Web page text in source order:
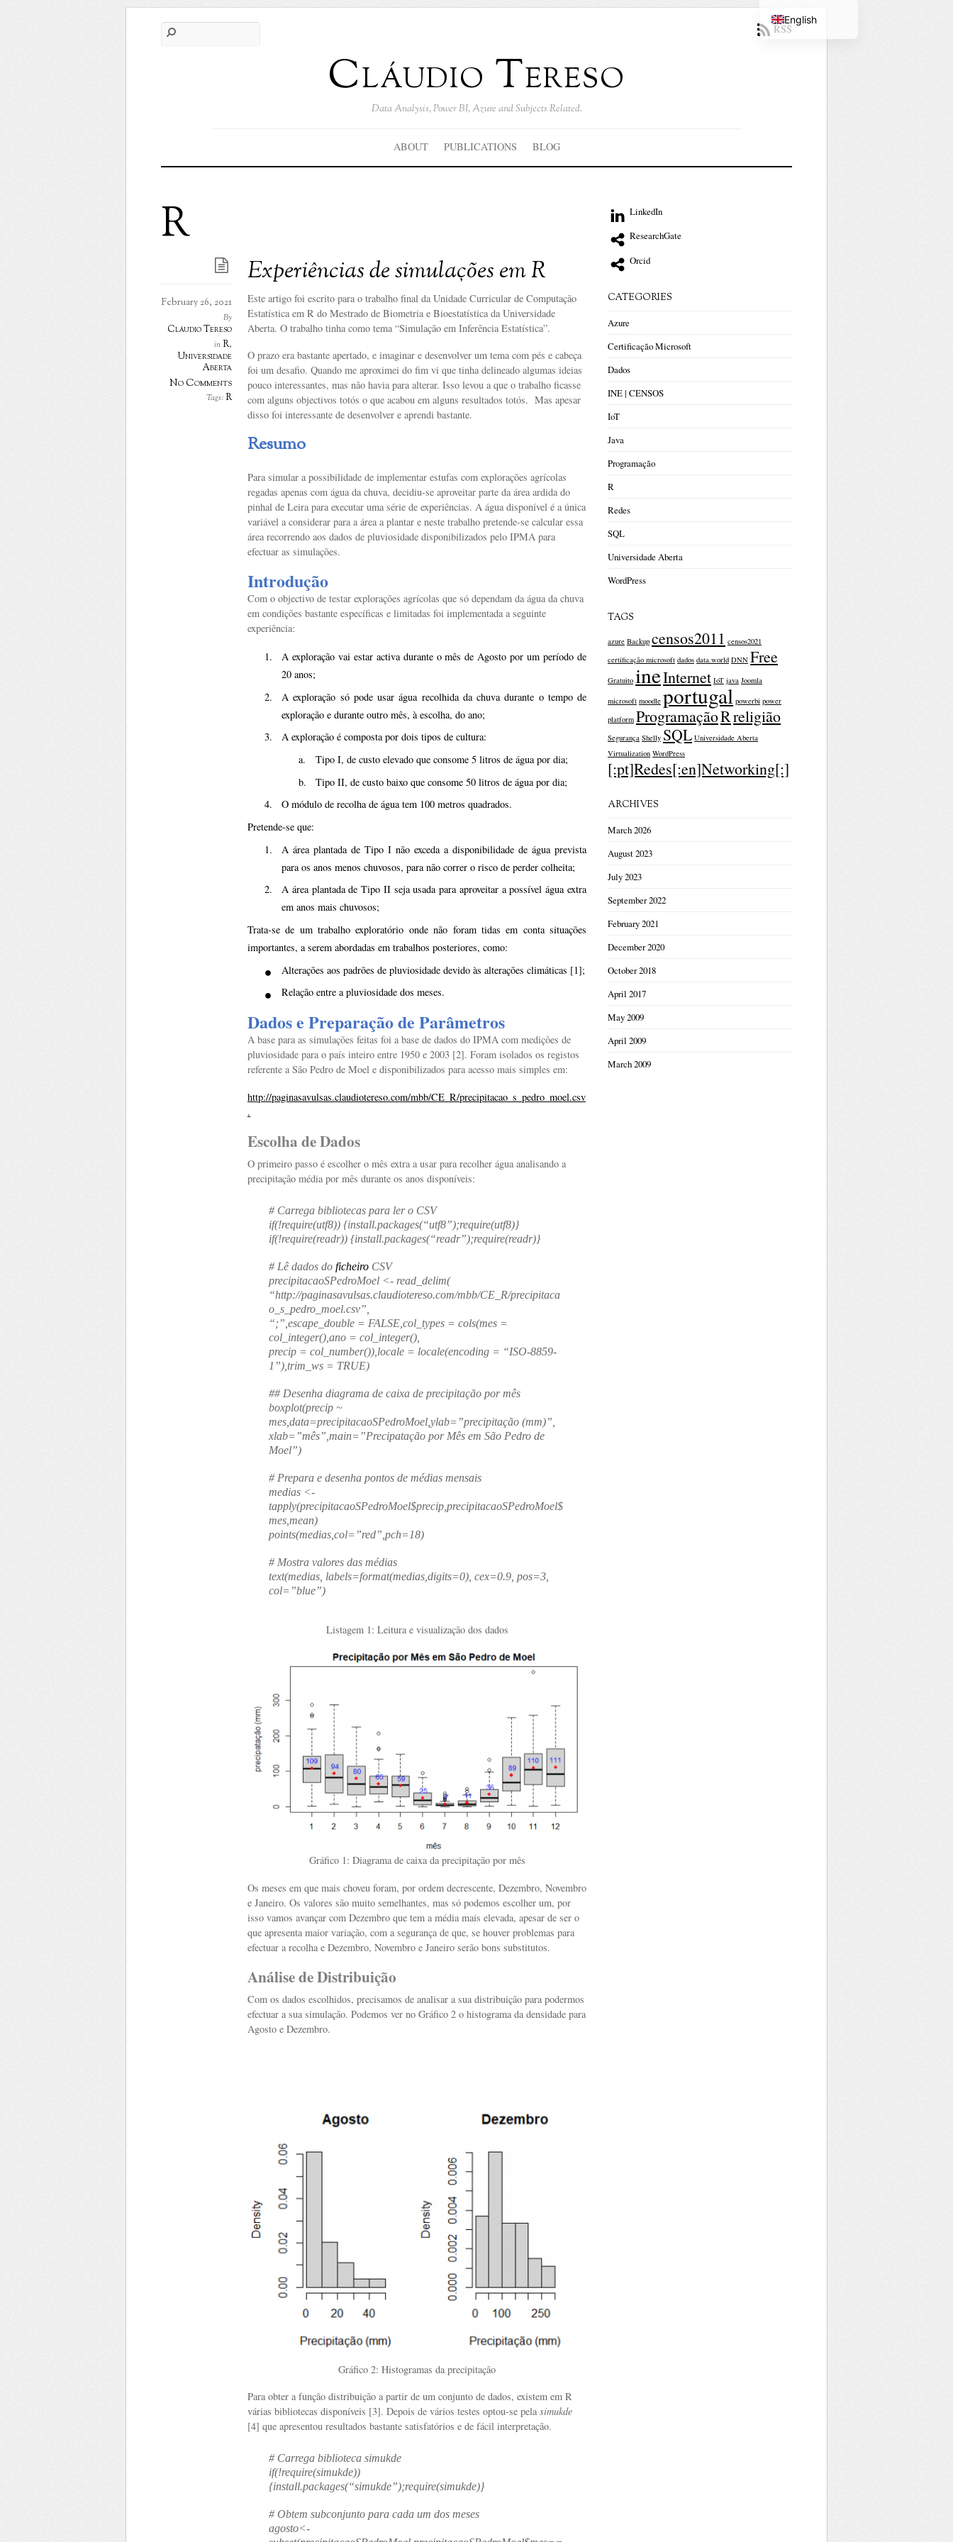
Cláudio Tereso
Data Analysis, Power BI, Azure and Subjects Related.
RSS
ABOUT PUBLICATIONS BLOG
R
Experiências de simulações em R
February 26, 2021
By
Cláudio Tereso
in R,
Universidade
Aberta
No Comments
Tags: R
Este artigo foi escrito para o trabalho final da Unidade Curricular de Computação
Estatística em R do Mestrado de Biometria e Bioestatística da Universidade
Aberta. O trabalho tinha como tema “Simulação em Inferência Estatística”.
O prazo era bastante apertado, e imaginar e desenvolver um tema com pés e cabeça
foi um desafio. Quando me aproximei do fim vi que tinha delineado algumas ideias
pouco interessantes, mas não havia para alterar. Isso levou a que o trabalho ficasse
com alguns objectivos totós o que acabou em alguns resultados totós. Mas apesar
disso foi interessante de desenvolver e aprendi bastante.
Resumo
Para simular a possibilidade de implementar estufas com explorações agrícolas
regadas apenas com água da chuva, decidiu-se aproveitar parte da área ardida do
pinhal de Leira para executar uma série de experiências. A água disponível é a única
variável a considerar para a área a plantar e neste trabalho pretende-se calcular essa
área recorrendo aos dados de pluviosidade disponibilizados pelo IPMA para
efectuar as simulações.
Introdução
Com o objectivo de testar explorações agrícolas que só dependam da água da chuva
em condições bastante específicas e limitadas foi implementada a seguinte
experiência:
1.
A exploração vai estar activa durante o mês de Agosto por um período de
20 anos;
2.
A exploração só pode usar água recolhida da chuva durante o tempo de
exploração e durante outro mês, à escolha, do ano;
3.
A exploração é composta por dois tipos de cultura:
a.
Tipo I, de custo elevado que consome 5 litros de água por dia;
b.
Tipo II, de custo baixo que consome 50 litros de água por dia;
4.
O módulo de recolha de água tem 100 metros quadrados.
Pretende-se que:
1.
A área plantada de Tipo I não exceda a disponibilidade de água prevista
para os anos menos chuvosos, para não correr o risco de perder colheita;
2.
A área plantada de Tipo II seja usada para aproveitar a possível água extra
em anos mais chuvosos;
Trata-se de um trabalho exploratório onde não foram tidas em conta situações
importantes, a serem abordadas em trabalhos posteriores, como:
• Alterações aos padrões de pluviosidade devido às alterações climáticas [1];
• Relação entre a pluviosidade dos meses.
Dados e Preparação de Parâmetros
A base para as simulações feitas foi a base de dados do IPMA com medições de
pluviosidade para o país inteiro entre 1950 e 2003 [2]. Foram isolados os registos
referente a São Pedro de Moel e disponibilizados para acesso mais simples em:
http://paginasavulsas.claudiotereso.com/mbb/CE_R/precipitacao_s_pedro_moel.csv
.
Escolha de Dados
O primeiro passo é escolher o mês extra a usar para recolher água analisando a
precipitação média por mês durante os anos disponíveis:
# Carrega bibliotecas para ler o CSV
if(!require(utf8)) {install.packages(“utf8”);require(utf8)}
if(!require(readr)) {install.packages(“readr”);require(readr)}
# Lê dados do ficheiro CSV
precipitacaoSPedroMoel <- read_delim(
“http://paginasavulsas.claudiotereso.com/mbb/CE_R/precipitaca
o_s_pedro_moel.csv”,
“;”,escape_double = FALSE,col_types = cols(mes =
col_integer(),ano = col_integer(),
precip = col_number()),locale = locale(encoding = “ISO-8859-
1”),trim_ws = TRUE)
## Desenha diagrama de caixa de precipitação por mês
boxplot(precip ~
mes,data=precipitacaoSPedroMoel,ylab=”precipitação (mm)”,
xlab=”mês”,main=”Precipatação por Mês em São Pedro de
Moel”)
# Prepara e desenha pontos de médias mensais
medias <-
tapply(precipitacaoSPedroMoel$precip,precipitacaoSPedroMoel$
mes,mean)
points(medias,col=”red”,pch=18)
# Mostra valores das médias
text(medias, labels=format(medias,digits=0), cex=0.9, pos=3,
col=”blue”)
Listagem 1: Leitura e visualização dos dados
Gráfico 1: Diagrama de caixa da precipitação por mês
Os meses em que mais choveu foram, por ordem decrescente, Dezembro, Novembro
e Janeiro. Os valores são muito semelhantes, mas só podemos escolher um, por
isso vamos avançar com Dezembro que tem a média mais elevada, apesar de ser o
que apresenta maior variação, com a segurança de que, se houver problemas para
efectuar a recolha e Dezembro, Novembro e Janeiro serão bons substitutos.
Análise de Distribuição
Com os dados escolhidos, precisamos de analisar a sua distribuição para podermos
efectuar a sua simulação. Podemos ver no Gráfico 2 o histograma da densidade para
Agosto e Dezembro.
Gráfico 2: Histogramas da precipitação
Para obter a função distribuição a partir de um conjunto de dados, existem em R
várias bibliotecas disponíveis [3]. Depois de vários testes optou-se pela simukde
[4] que apresentou resultados bastante satisfatórios e de fácil interpretação.
# Carrega biblioteca simukde
if(!require(simukde))
{install.packages(“simukde”);require(simukde)}
# Obtem subconjunto para cada um dos meses
agosto<-
LinkedIn
ResearchGate
Orcid
CATEGORIES
Azure
Certificação Microsoft
Dados
INE | CENSOS
IoT
Java
Programação
R
Redes
SQL
Universidade Aberta
WordPress
TAGS
azure Backup censos2011 censos2021
certificação microsoft dados data.world DNN Free
Gratuito ineInternet IoT java Joomla
microsoft moodle portugal powerbi power
platform ProgramaçãoRreligião
Segurança Shelly SQL Universidade Aberta
Virtualization WordPress
[:pt]Redes[:en]Networking[:]
ARCHIVES
March 2026
August 2023
July 2023
September 2022
February 2021
December 2020
October 2018
April 2017
May 2009
April 2009
March 2009
English
Portuguese